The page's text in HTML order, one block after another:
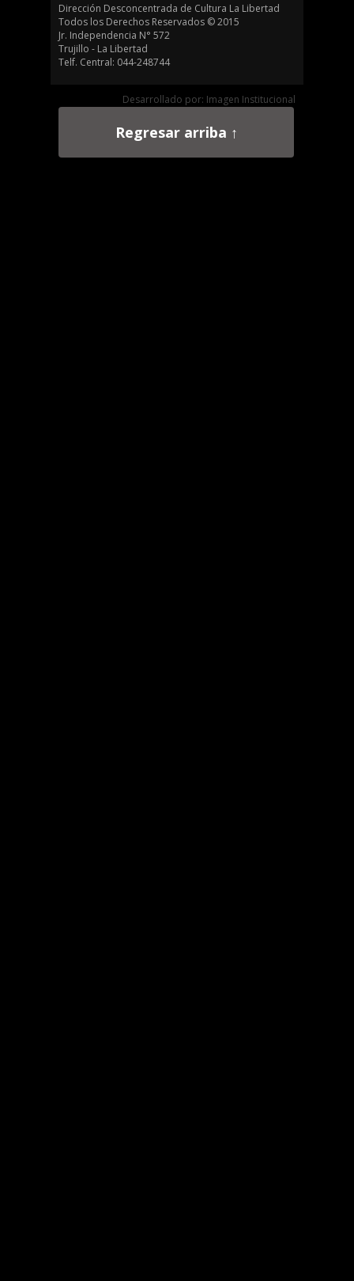
Dirección Desconcentrada de Cultura La Libertad
Todos los Derechos Reservados © 2015
Jr. Independencia N° 572
Trujillo - La Libertad
Telf. Central: 044-248744
Desarrollado por: Imagen Institucional
Regresar arriba ↑